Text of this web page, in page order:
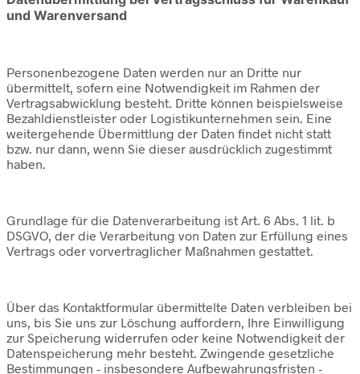
und Warenversand
Personenbezogene Daten werden nur an Dritte nur
übermittelt, sofern eine Notwendigkeit im Rahmen der
Vertragsabwicklung besteht. Dritte können beispielsweise
Bezahldienstleister oder Logistikunternehmen sein. Eine
weitergehende Übermittlung der Daten findet nicht statt
bzw. nur dann, wenn Sie dieser ausdrücklich zugestimmt
haben.
Grundlage für die Datenverarbeitung ist Art. 6 Abs. 1 lit. b
DSGVO, der die Verarbeitung von Daten zur Erfüllung eines
Vertrags oder vorvertraglicher Maßnahmen gestattet.
Über das Kontaktformular übermittelte Daten verbleiben bei
uns, bis Sie uns zur Löschung auffordern, Ihre Einwilligung
zur Speicherung widerrufen oder keine Notwendigkeit der
Datenspeicherung mehr besteht. Zwingende gesetzliche
Bestimmungen - insbesondere Aufbewahrungsfristen -